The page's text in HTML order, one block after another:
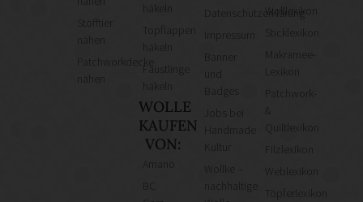
Stofftier
Patchworkdecke
häkeln
Topflappen
häkeln
Fäustlinge
häkeln
WOLLE
KAUFEN
VON:
Datenschutzerklärung
Kultur
Wollke –
nachhaltige
Wolllexikon
Sticklexikon
Makramee-
Lexikon
Patchwork-
&
Quiltlexikon
Weblexikon
Töpferlexikon